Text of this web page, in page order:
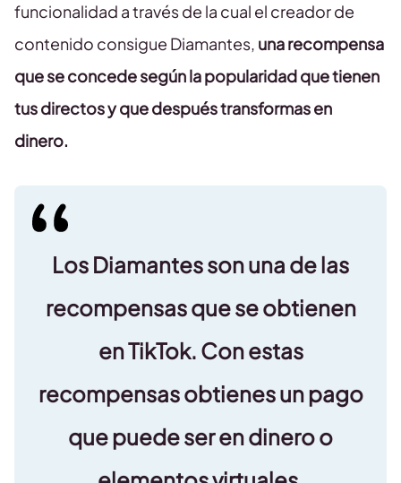
funcionalidad a través de la cual el creador de
contenido consigue Diamantes, una recompensa
que se concede según la popularidad que tienen
tus directos y que después transformas en
dinero.
Los Diamantes son una de las
recompensas que se obtienen
en TikTok. Con estas
recompensas obtienes un pago
que puede ser en dinero o